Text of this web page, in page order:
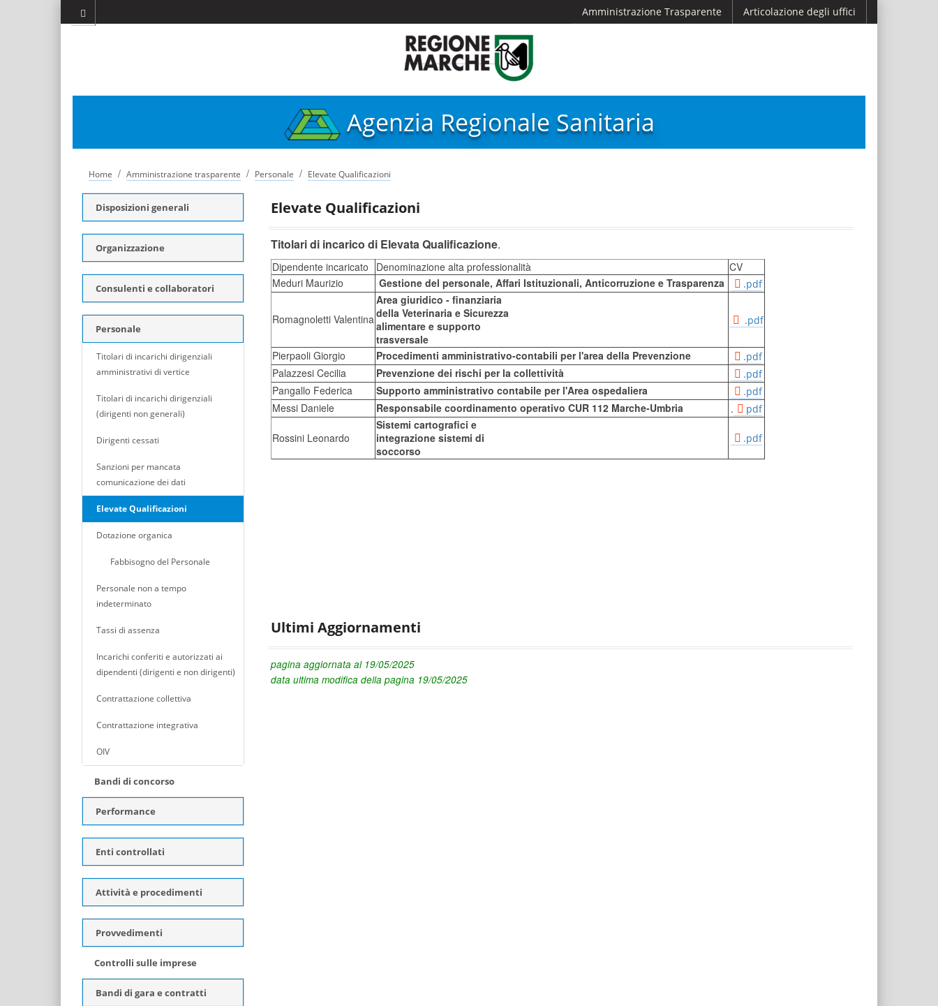
Articolazione degli uffici
Amministrazione Trasparente
Agenzia Regionale Sanitaria
Home / Amministrazione trasparente / Personale / Elevate Qualificazioni
Disposizioni generali
Organizzazione
Consulenti e collaboratori
Personale
Titolari di incarichi dirigenziali
amministrativi di vertice
Titolari di incarichi dirigenziali
(dirigenti non generali)
Dirigenti cessati
Sanzioni per mancata
comunicazione dei dati
Elevate Qualificazioni
Dotazione organica
Fabbisogno del Personale
Personale non a tempo
indeterminato
Tassi di assenza
Incarichi conferiti e autorizzati ai
dipendenti (dirigenti e non dirigenti)
Contrattazione collettiva
Contrattazione integrativa
OIV
Bandi di concorso
Performance
Enti controllati
Attività e procedimenti
Provvedimenti
Controlli sulle imprese
Bandi di gara e contratti
Elevate Qualificazioni
Titolari di incarico di Elevata Qualificazione.
Dipendente incaricato Denominazione alta professionalità
CV
Meduri Maurizio
Gestione del personale, Affari Istituzionali, Anticorruzione e Trasparenza .pdf
Romagnoletti Valentina
Area giuridico - finanziaria
della Veterinaria e Sicurezza
alimentare e supporto
trasversale
.pdf
Pierpaoli Giorgio Procedimenti amministrativo-contabili per l'area della Prevenzione .pdf
Palazzesi Cecilia Prevenzione dei rischi per la collettività .pdf
Pangallo Federica Supporto amministrativo contabile per l'Area ospedaliera .pdf
Messi Daniele Responsabile coordinamento operativo CUR 112 Marche-Umbria . pdf
Rossini Leonardo
Sistemi cartografici e
integrazione sistemi di
soccorso
.pdf
Ultimi Aggiornamenti
pagina aggiornata al 19/05/2025
data ultima modifica della pagina 19/05/2025